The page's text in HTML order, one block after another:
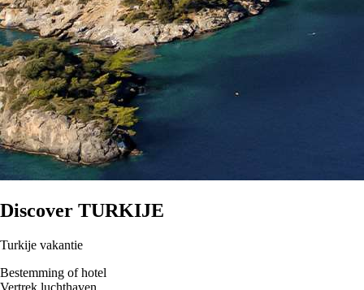
Discover TURKIJE
Turkije vakantie
Bestemming of hotel
Vertrek luchthaven